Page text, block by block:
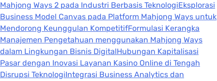
Mahjong Ways 2 pada Industri Berbasis TeknologiEksplorasi
Business Model Canvas pada Platform Mahjong Ways untuk
Mendorong Keunggulan KompetitifFormulasi Kerangka
Manajemen Pengetahuan menggunakan Mahjong Ways
dalam Lingkungan Bisnis DigitalHubungan Kapitalisasi
Pasar dengan Inovasi Layanan Kasino Online di Tengah
Disrupsi TeknologiIntegrasi Business Analytics dan